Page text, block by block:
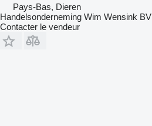
Pays-Bas, Dieren
Handelsonderneming Wim Wensink BV
Contacter le vendeur